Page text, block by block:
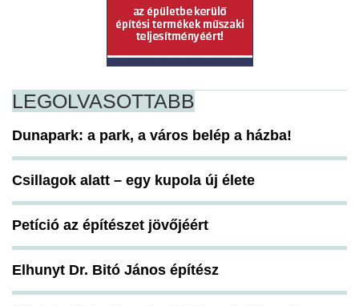
LEGOLVASOTTABB
Dunapark: a park, a város belép a házba!
Csillagok alatt – egy kupola új élete
Petíció az építészet jövőjéért
Elhunyt Dr. Bitó János építész